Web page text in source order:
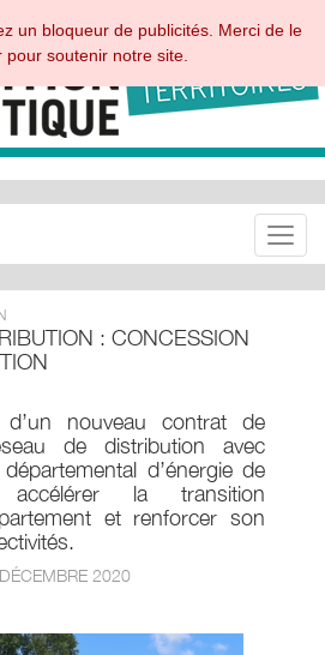
: CONCESSION
nouveau contrat de
de distribution avec
d’énergie de
accélérer la transition
et renforcer son
2020
un bloqueur de publicités. Merci de le
pour soutenir notre site.